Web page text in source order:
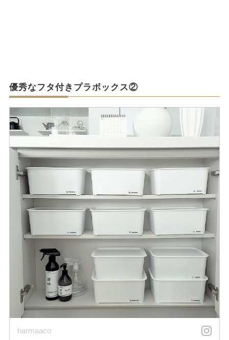
優秀なフタ付きプラボックス②
harmaaco